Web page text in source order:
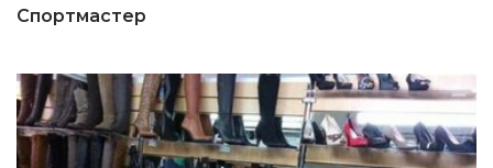
Спортмастер